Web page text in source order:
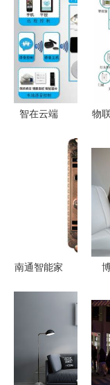
智在云端
物
与
设
南通智能家
智能锁的指
南
示
与
的